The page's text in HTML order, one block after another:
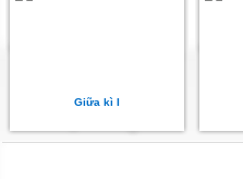
Giữa kì I